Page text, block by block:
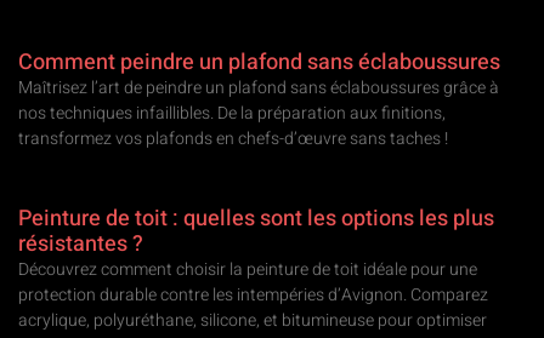
Comment peindre un plafond sans éclaboussures
Maîtrisez l’art de peindre un plafond sans éclaboussures grâce à
nos techniques infaillibles. De la préparation aux finitions,
transformez vos plafonds en chefs-d’œuvre sans taches !
Peinture de toit : quelles sont les options les plus
résistantes ?
Découvrez comment choisir la peinture de toit idéale pour une
protection durable contre les intempéries d’Avignon. Comparez
acrylique, polyuréthane, silicone, et bitumineuse pour optimiser